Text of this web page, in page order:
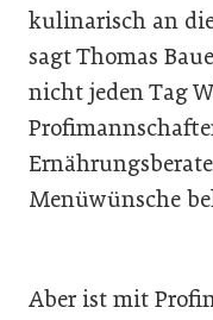
kulinarisch an
sagt Thomas
nicht jeden Tag
Menüwünsche
Aber ist mit